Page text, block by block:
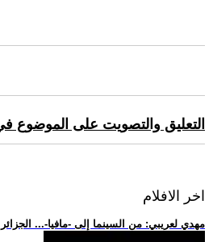
التعليق والتصويت على الموضوع
اخر الافلام
.. مهدي لعريبي: من السينما إلى -مافيا-...